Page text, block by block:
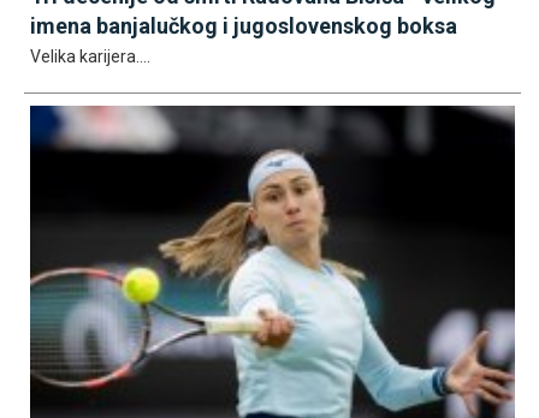
imena banjalučkog i jugoslovenskog boksa
Velika karijera....